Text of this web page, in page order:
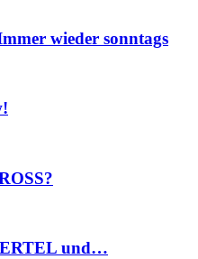
wieder sonntags
und…